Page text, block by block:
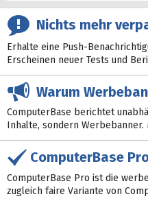
Nichts mehr
Erhalte eine Push-
Erscheinen neuer Tests und
Warum
ComputerBase berichtet
Inhalte, sondern Werbebanner.
ComputerBase
ComputerBase Pro ist die
zugleich faire Variante von